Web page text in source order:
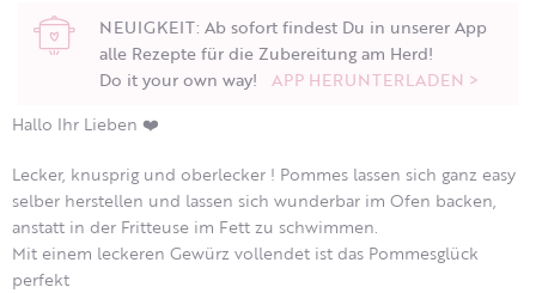
NEUIGKEIT: Ab sofort findest Du in unserer App
alle Rezepte für die Zubereitung am Herd!
Do it your own way! APP HERUNTERLADEN >
Hallo Ihr Lieben ❤️
Lecker, knusprig und oberlecker ! Pommes lassen sich ganz easy
selber herstellen und lassen sich wunderbar im Ofen backen,
anstatt in der Fritteuse im Fett zu schwimmen.
Mit einem leckeren Gewürz vollendet ist das Pommesglück
perfekt